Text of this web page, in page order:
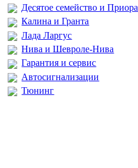
Десятое семейство и Приора
Калина и Гранта
Лада Ларгус
Нива и Шевроле-Нива
Гарантия и сервис
Автосигнализации
Тюнинг